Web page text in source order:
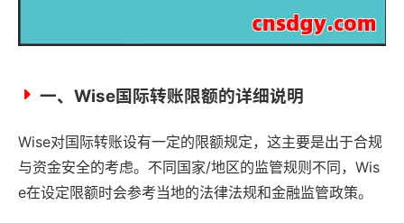
一、Wise国际转账限额的详细说明
Wise对国际转账设有一定的限额规定，这主要是出于合规
与资金安全的考虑。不同国家/地区的监管规则不同，Wis
e在设定限额时会参考当地的法律法规和金融监管政策。